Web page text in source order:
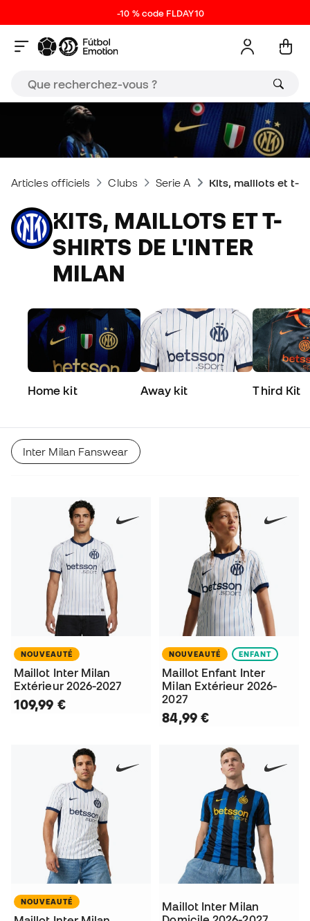
-10 % code FLDAY10
Articles officiels Clubs Serie A Kits, maillots et t-
KITS, MAILLOTS ET T-
SHIRTS DE L'INTER
MILAN
Home kit Away kit Third Kit
Inter Milan Fanswear
NOUVEAUTÉ
Maillot Inter Milan
Extérieur 2026-2027
109,99 €
NOUVEAUTÉ ENFANT
Maillot Enfant Inter
Milan Extérieur 2026-
2027
84,99 €
NOUVEAUTÉ
Maillot Inter Milan